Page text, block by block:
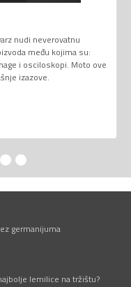
nudi neverovatnu
među kojima su:
i osciloskopi. Moto ove
izazove.
germanijuma
lemilice na tržištu?